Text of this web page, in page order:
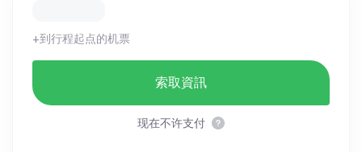
+到行程起点的机票
索取資訊
现在不许支付